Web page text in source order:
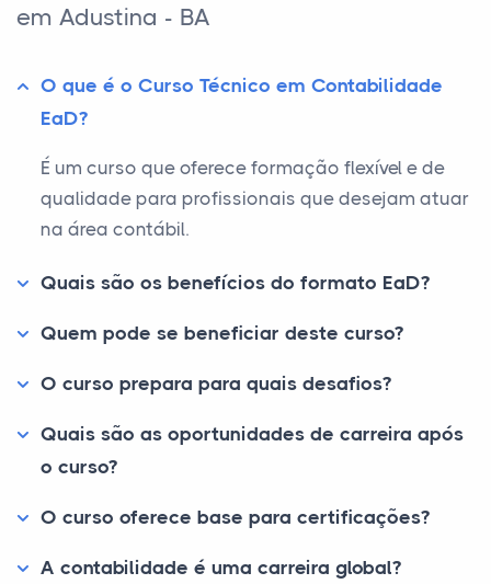
em Adustina - BA
O que é o Curso Técnico em Contabilidade
EaD?
É um curso que oferece formação flexível e de
qualidade para profissionais que desejam atuar
na área contábil.
Quais são os benefícios do formato EaD?
Quem pode se beneficiar deste curso?
O curso prepara para quais desafios?
Quais são as oportunidades de carreira após
o curso?
O curso oferece base para certificações?
A contabilidade é uma carreira global?